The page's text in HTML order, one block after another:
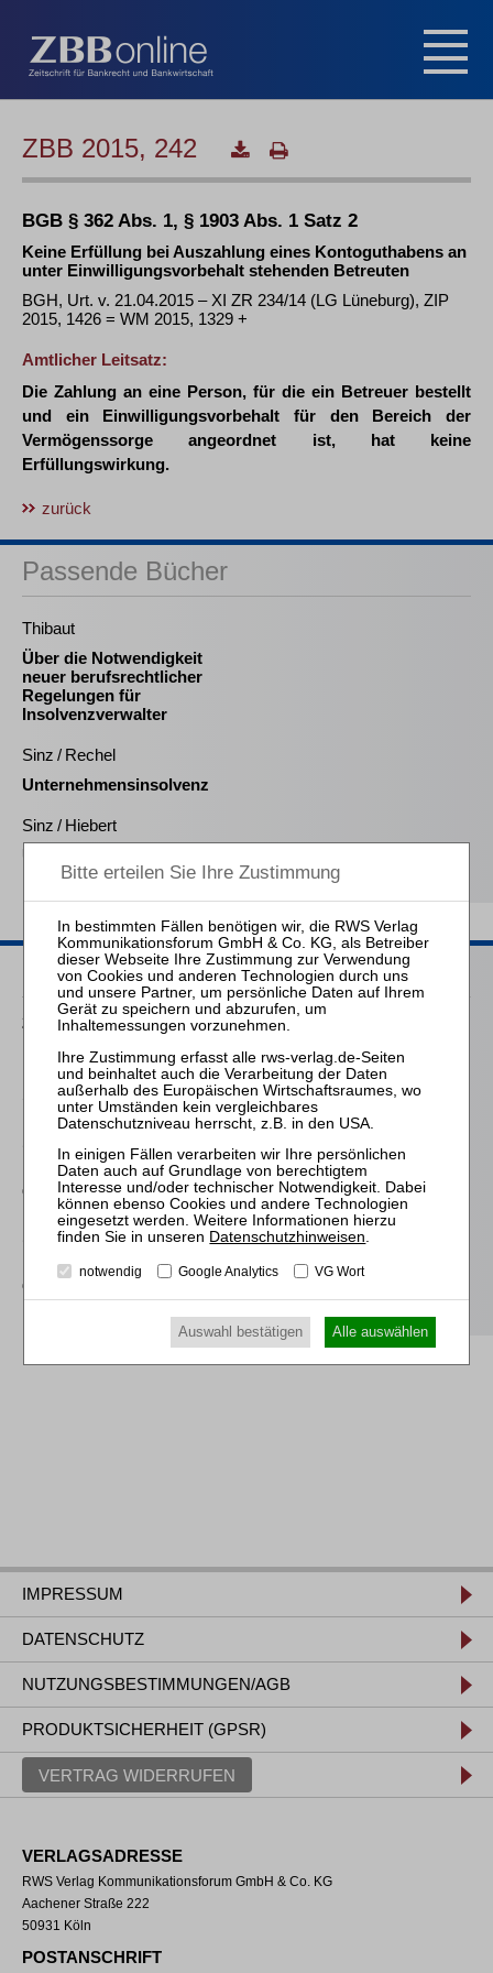
ZBB 2015, 242
BGB § 362 Abs. 1, § 1903 Abs. 1 Satz 2
Keine Erfüllung bei Auszahlung eines Kontoguthabens an
unter Einwilligungsvorbehalt stehenden Betreuten
BGH, Urt. v. 21.04.2015 – XI ZR 234/14 (LG Lüneburg), ZIP
2015, 1426 = WM 2015, 1329 +
Amtlicher Leitsatz:
Die Zahlung an eine Person, für die ein Betreuer bestellt
und ein Einwilligungsvorbehalt für den Bereich der
Vermögenssorge angeordnet ist, hat keine
Erfüllungswirkung.
zurück
Passende Bücher
Thibaut
Über die Notwendigkeit
neuer berufsrechtlicher
Regelungen für
Insolvenzverwalter
Sinz / Rechel
Unternehmensinsolvenz
Sinz / Hiebert
Passende Seminare
25.11.2026
Kommunikation - essenziell für erfolgreiche
Sanierungsverfahren
Mitarbeiter-Webinar Herausforderungen und Praxistipps bei
der Differenzlohnabrechnung
17.02.2027
Mitarbeiter-Webinar Herausforderungen und Praxistipps bei
der Differenzlohnabrechnung
IMPRESSUM
DATENSCHUTZ
NUTZUNGSBESTIMMUNGEN/AGB
PRODUKTSICHERHEIT (GPSR)
VERTRAG WIDERRUFEN
VERLAGSADRESSE
RWS Verlag Kommunikationsforum GmbH & Co. KG
Aachener Straße 222
50931 Köln
POSTANSCHRIFT
Datenschutzhinweisen.
notwendig Google Analytics VG Wort
Auswahl bestätigen Alle auswählen